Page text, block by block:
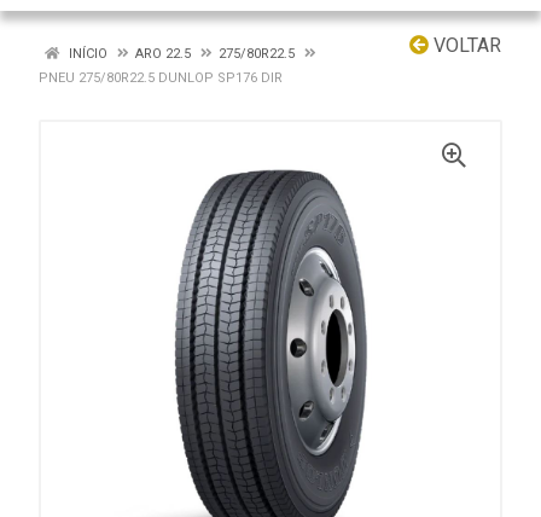
VOLTAR
INÍCIO ARO 22.5
275/80R22.5
PNEU 275/80R22.5 DUNLOP SP176 DIR